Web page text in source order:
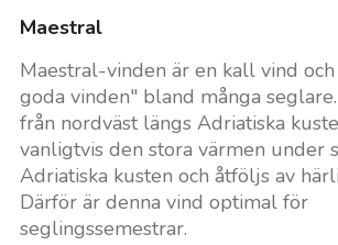
Maestral
Maestral-vinden är en kall vind
goda vinden" bland många
från nordväst längs Adriatiska
vanligtvis den stora värmen under
Adriatiska kusten och åtföljs av
Därför är denna vind optimal för
seglingssemestrar.